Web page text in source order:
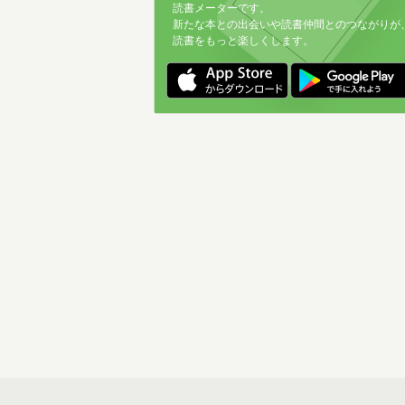
読書メーターです。
新たな本との出会いや読書仲間とのつながりが
読書をもっと楽しくします。